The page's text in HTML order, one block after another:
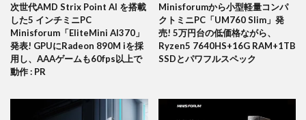
次世代AMD Strix Point AI を搭載
した5 インチミニPC
Minisforum「EliteMini AI370」
発表! GPUにRadeon 890M iを採
用し、AAAゲームも60fps以上で
動作 : PR
Minisforumから小型軽量コンパ
クトミニPC「UM760 Slim」発
売! 5万円台の低価格ながら、
Ryzen5 7640HS+16G RAM+1TB
SSDとパワフルスペック